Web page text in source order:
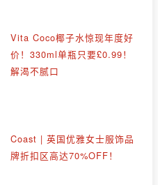
Vita Coco椰子水惊现年度好
价！330ml单瓶只要£0.99！
解渴不腻口
Coast | 英国优雅女士服饰品
牌折扣区高达70%OFF！